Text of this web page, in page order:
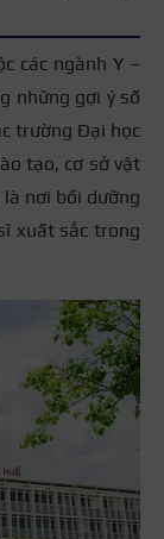
các ngành Y –
những gợi ý số
trường Đại học
tạo, cơ sở vật
là nơi bồi dưỡng
xuất sắc trong